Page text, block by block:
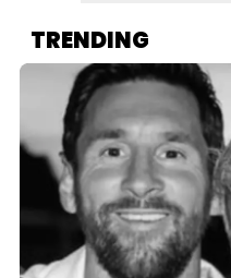
TRENDING